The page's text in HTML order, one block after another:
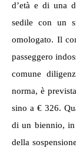
d’età e di una
sedile con un
omologato. Il
passeggero
comune
norma, è
sino a € 326.
di un biennio, in
della